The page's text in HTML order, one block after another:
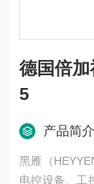
德国倍
5
产品简介
黑雁（
电控设备、工